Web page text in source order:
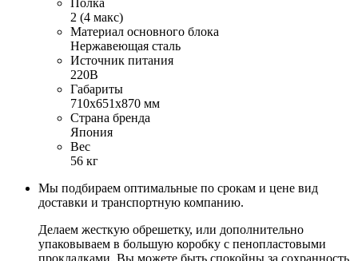
Полка
2 (4 макс)
Материал основного блока
Нержавеющая сталь
Источник питания
220В
Габариты
710x651x870 мм
Страна бренда
Япония
Вес
56 кг
Мы подбираем оптимальные по срокам и цене вид
доставки и транспортную компанию.
Делаем жесткую обрешетку, или дополнительно
упаковываем в большую коробку с пенопластовыми